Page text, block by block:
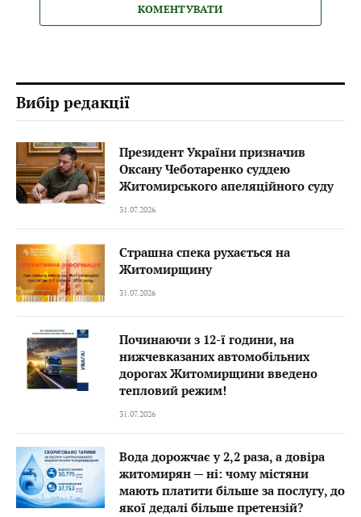
КОМЕНТУВАТИ
Вибір редакції
Президент України призначив
Оксану Чеботаренко суддею
Житомирського апеляційного суду
31.07.2026
Страшна спека рухається на
Житомирщину
31.07.2026
Починаючи з 12-ї години, на
нижчевказаних автомобільних
дорогах Житомирщини введено
тепловий режим!
31.07.2026
Вода дорожчає у 2,2 раза, а довіра
житомирян — ні: чому містяни
мають платити більше за послугу, до
якої дедалі більше претензій?